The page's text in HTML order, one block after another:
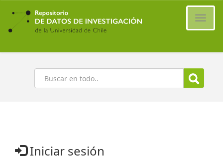
Ir
contenido
principal
Buscar
Iniciar sesión